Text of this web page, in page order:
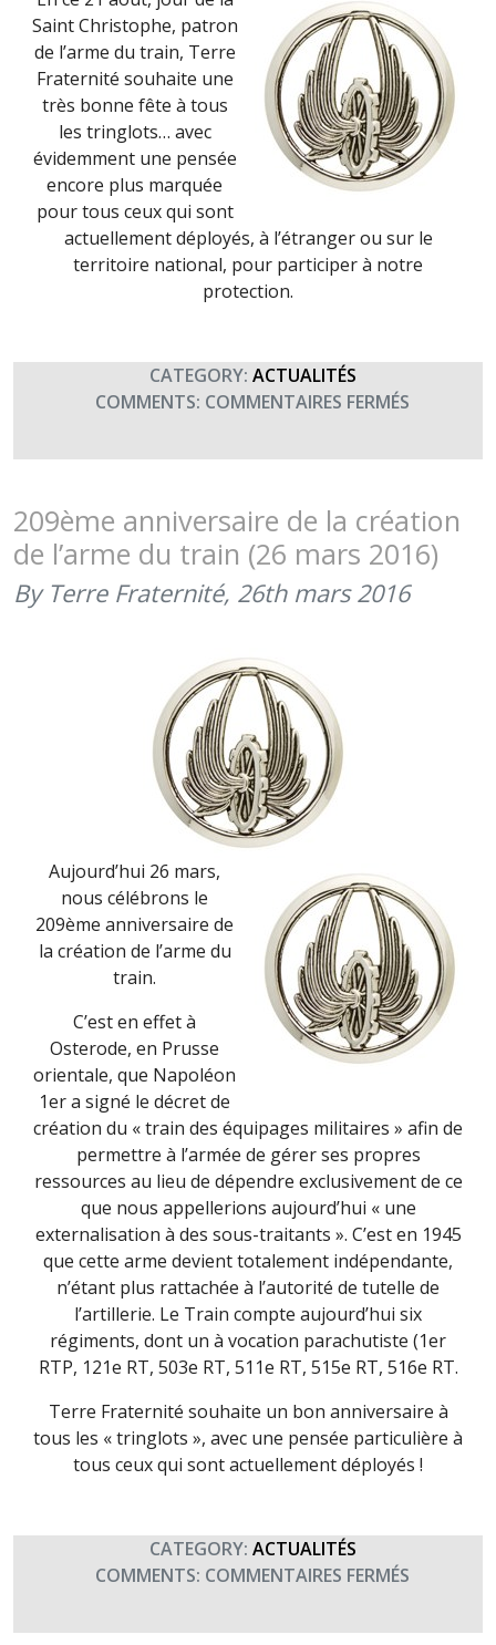
Saint Christophe, patron
de l’arme du train, Terre
Fraternité souhaite une
très bonne fête à tous
les tringlots… avec
évidemment une pensée
encore plus marquée
pour tous ceux qui sont
actuellement déployés, à l’étranger ou sur le
territoire national, pour participer à notre
protection.
CATEGORY: ACTUALITÉS
COMMENTS: COMMENTAIRES FERMÉS
DU
TRAIN
(21
AOÛT
209ème anniversaire de la création
de l’arme du train (26 mars 2016)
By Terre Fraternité, 26th mars 2016
Aujourd’hui 26 mars,
nous célébrons le
209ème anniversaire de
la création de l’arme du
train.
C’est en effet à
Osterode, en Prusse
orientale, que Napoléon
1er a signé le décret de
création du « train des équipages militaires » afin de
permettre à l’armée de gérer ses propres
ressources au lieu de dépendre exclusivement de ce
que nous appellerions aujourd’hui « une
externalisation à des sous-traitants ». C’est en 1945
que cette arme devient totalement indépendante,
n’étant plus rattachée à l’autorité de tutelle de
l’artillerie. Le Train compte aujourd’hui six
régiments, dont un à vocation parachutiste (1er
RTP, 121e RT, 503e RT, 511e RT, 515e RT, 516e RT.
Terre Fraternité souhaite un bon anniversaire à
tous les « tringlots », avec une pensée particulière à
tous ceux qui sont actuellement déployés !
CATEGORY: ACTUALITÉS
COMMENTS: COMMENTAIRES FERMÉS